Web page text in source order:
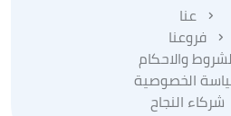
عنا
فروعنا
والاحكام
الخصوصية
شركاء النجاح